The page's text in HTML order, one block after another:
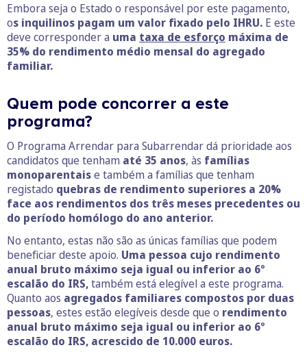
Embora seja o Estado o responsável por este pagamento,
os inquilinos pagam um valor fixado pelo IHRU. E este
deve corresponder a uma taxa de esforço máxima de
35% do rendimento médio mensal do agregado
familiar.
Quem pode concorrer a este
programa?
O Programa Arrendar para Subarrendar dá prioridade aos
candidatos que tenham até 35 anos, às famílias
monoparentaise também a famílias que tenham
registado quebras de rendimento superiores a 20%
face aos rendimentos dos três meses precedentes ou
do período homólogo do ano anterior.
No entanto, estas não são as únicas famílias que podem
beneficiar deste apoio. Uma pessoa cujo rendimento
anual bruto máximo seja igual ou inferior ao 6º
escalão do IRS,também está elegível a este programa.
Quanto aos agregados familiares compostos por duas
pessoas, estes estão elegíveis desde que o rendimento
anual bruto máximo seja igual ou inferior ao 6º
escalão do IRS, acrescido de 10.000 euros.